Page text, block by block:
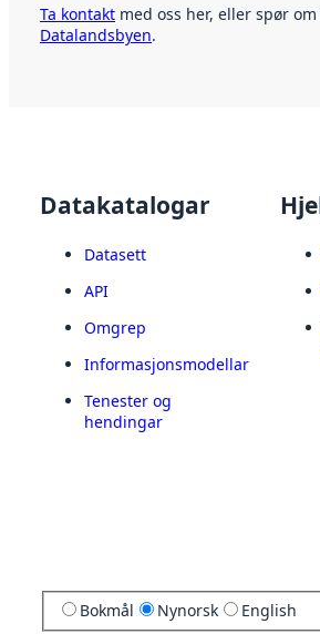
Ta kontakt med oss her, eller spør
Datalandsbyen.
Datakatalogar
Datasett
API
Omgrep
Informasjonsmodellar
Tenester og
hendingar
Bokmål Nynorsk English